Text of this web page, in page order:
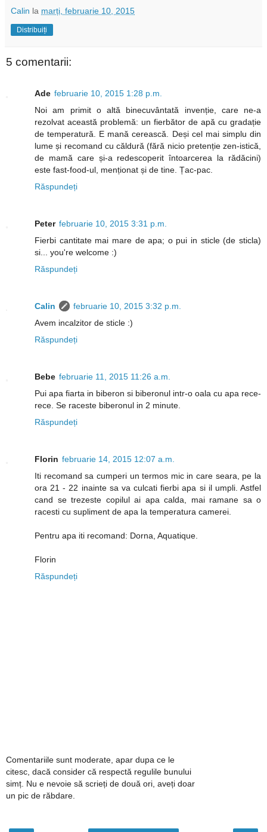
Calin la marți, februarie 10, 2015
Distribuiți
5 comentarii:
Ade februarie 10, 2015 1:28 p.m.
Noi am primit o altă binecuvântată invenție, care ne-a
rezolvat această problemă: un fierbător de apă cu gradație
de temperatură. E mană cerească. Deși cel mai simplu din
lume și recomand cu căldură (fără nicio pretenție zen-istică,
de mamă care și-a redescoperit întoarcerea la rădăcini)
este fast-food-ul, menționat și de tine. Țac-pac.
Răspundeți
Peter februarie 10, 2015 3:31 p.m.
Fierbi cantitate mai mare de apa; o pui in sticle (de sticla)
si... you're welcome :)
Răspundeți
Calin
februarie 10, 2015 3:32 p.m.
Avem incalzitor de sticle :)
Răspundeți
Bebe februarie 11, 2015 11:26 a.m.
Pui apa fiarta in biberon si biberonul intr-o oala cu apa rece-
rece. Se raceste biberonul in 2 minute.
Răspundeți
Florin februarie 14, 2015 12:07 a.m.
Iti recomand sa cumperi un termos mic in care seara, pe la
ora 21 - 22 inainte sa va culcati fierbi apa si il umpli. Astfel
cand se trezeste copilul ai apa calda, mai ramane sa o
racesti cu supliment de apa la temperatura camerei.
Pentru apa iti recomand: Dorna, Aquatique.
Florin
Răspundeți
Comentariile sunt moderate, apar dupa ce le
citesc, dacă consider că respectă regulile bunului
simț. Nu e nevoie să scrieți de două ori, aveți doar
un pic de răbdare.